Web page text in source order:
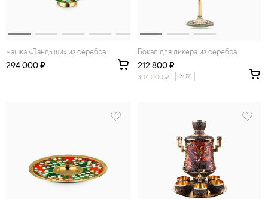
Чашка «Ландыши» из серебра
294 000 ₽
Бокал для ликера из серебра
212 800 ₽
304 000₽ 30%